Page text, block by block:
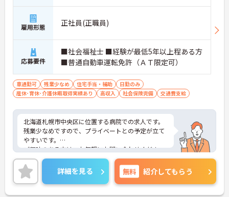
雇用形態 正社員(正職員)
応募要件
■社会福祉士 ■経験が最低5年以上程ある方
■普通自動車運転免許（ＡＴ限定可）
車通勤可 残業少なめ 住宅手当・補助
日勤のみ
産休･育休･介護休暇取得実績あり
高収入 社会保険完備 交通費支給
北海道札幌市中央区に位置する病院での求人です。
残業少なめですので、プライベートとの予定が立て
やすいです。
ご興味のある方は、お気軽にお問い合わせくださ
い。
詳細を見る 無料 紹介してもらう